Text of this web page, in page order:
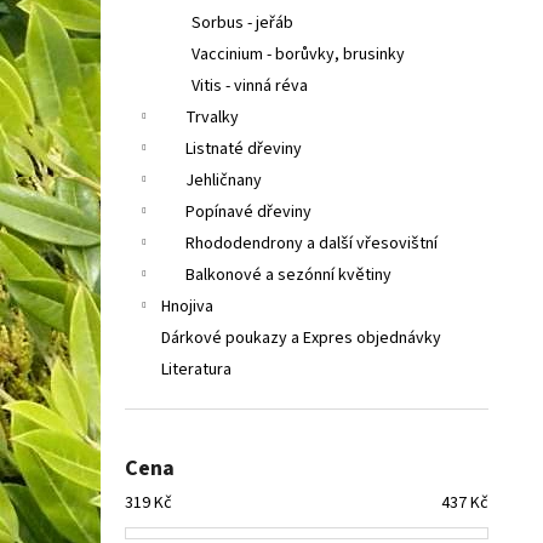
Sorbus - jeřáb
Vaccinium - borůvky, brusinky
Vitis - vinná réva
Trvalky
Listnaté dřeviny
Jehličnany
Popínavé dřeviny
Rhododendrony a další vřesovištní
Balkonové a sezónní květiny
Hnojiva
Dárkové poukazy a Expres objednávky
Literatura
Cena
319Kč 437Kč